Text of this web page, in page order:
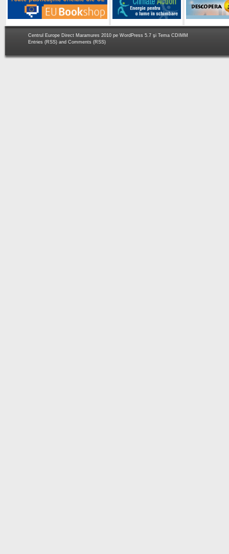
Centrul Europe Direct Maramures 2010 pe WordPress 5.7 şi Tema CDIMM
Entries (RSS) and Comments (RSS)